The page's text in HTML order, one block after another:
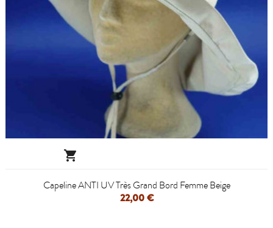

Capeline ANTI UV Très Grand Bord Femme Beige
22,00 €